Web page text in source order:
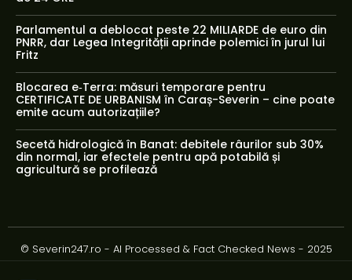
Parlamentul a deblocat peste 22 MILIARDE de euro din
PNRR, dar Legea Integrității aprinde polemici în jurul lui
Fritz
Blocarea e‑Terra: măsuri temporare pentru
CERTIFICATE DE URBANISM în Caraș-Severin – cine poate
emite acum autorizațiile?
Secetă hidrologică în Banat: debitele râurilor sub 30%
din normal, iar efectele pentru apă potabilă și
agricultură se profilează
© Severin247.ro - AI Processed & Fact Checked News - 2025